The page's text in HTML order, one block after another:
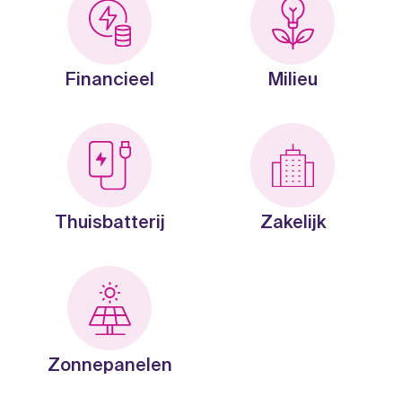
Financieel Milieu
Thuisbatterij Zakelijk
Zonnepanelen